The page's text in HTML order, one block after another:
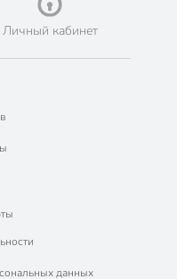
Личный кабинет
данных